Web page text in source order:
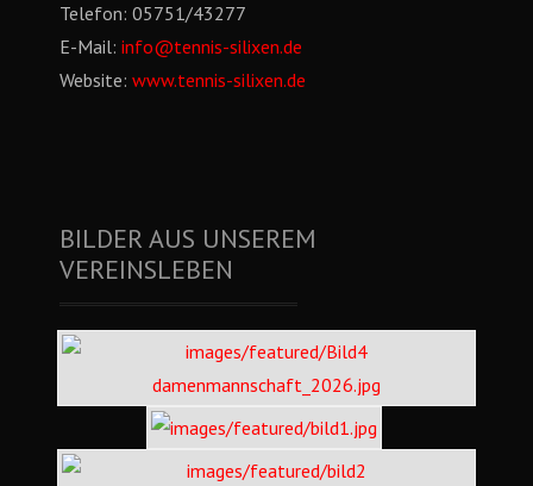
Telefon: 05751/43277
E-Mail: info@tennis-silixen.de
Website: www.tennis-silixen.de
BILDER AUS UNSEREM
VEREINSLEBEN